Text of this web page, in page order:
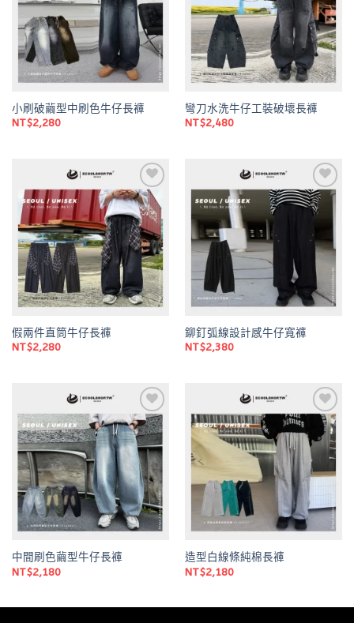
小刷破繭型中刷色牛仔長褲
NT$2,280
彎刀水洗牛仔工裝破壞長褲
NT$2,480
Add to
wishlist
假兩件直筒牛仔長褲
NT$2,280
Add to
wishlist
鉚釘弧線設計感牛仔寬褲
NT$2,380
Add to
wishlist
中間刷色繭型牛仔長褲
NT$2,180
Add to
wishlist
造型白線條純棉長褲
NT$2,180